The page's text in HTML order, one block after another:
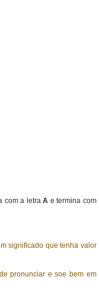
com a letraA e termina com
significado que tenha valor
pronunciar e soe bem em